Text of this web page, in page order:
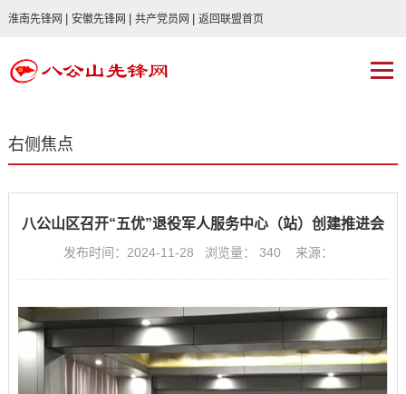
淮南先锋网 安徽先锋网 共产党员网 返回联盟首页
右侧焦点
八公山区召开“五优”退役军人服务中心（站）创建推进会
发布时间：2024-11-28 浏览量： 340 来源：